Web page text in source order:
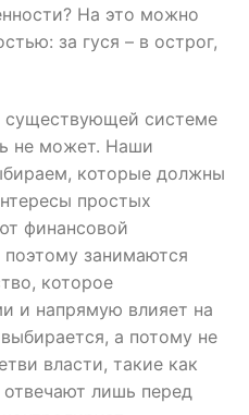
На это можно
за гуся – в острог,
существующей системе
не может. Наши
которые должны
простых
финансовой
занимаются
которое
и напрямую влияет на
а потому не
власти, такие как
лишь перед